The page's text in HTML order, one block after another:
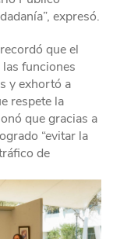
expresó.
que el
funciones
y exhortó a
respete la
que gracias a
“evitar la
de